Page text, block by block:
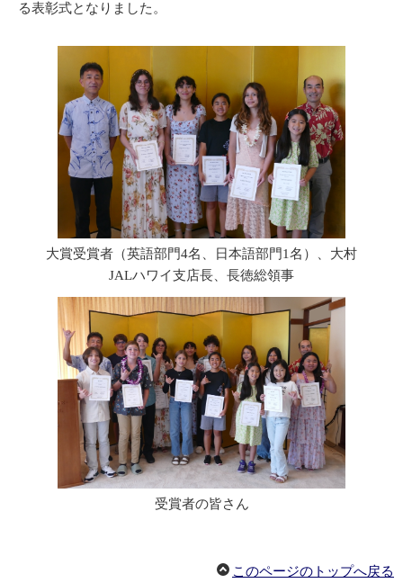
大賞受賞者（英語部門4名、日本語部門1名）、大村
JALハワイ支店長、長徳総領事
受賞者の皆さん
る表彰式となりました。
このページのトップへ戻る